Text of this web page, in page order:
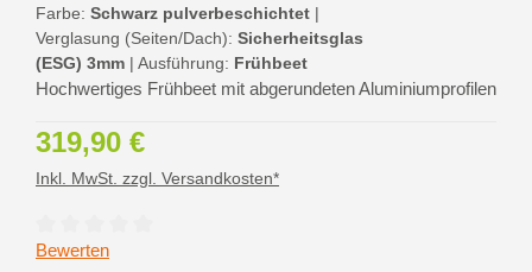
Farbe: Schwarz pulverbeschichtet |
Verglasung (Seiten/Dach): Sicherheitsglas
(ESG) 3mm | Ausführung: Frühbeet
Hochwertiges Frühbeet mit abgerundeten Aluminiumprofilen
Regulärer Preis:
319,90 €
Inkl. MwSt. zzgl. Versandkosten*
Durchschnittliche Bewertung von 0 von 5 Sternen
Bewerten